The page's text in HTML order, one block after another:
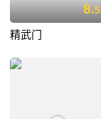
8.5
精武门